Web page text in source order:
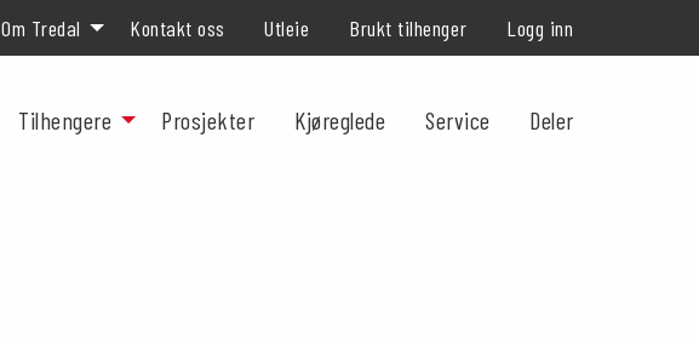
Om Tredal Kontakt oss Utleie Brukt tilhenger Logg inn
Tilhengere Prosjekter Kjøreglede Service Deler